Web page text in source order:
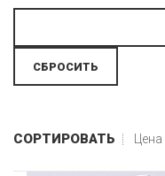
СОРТИРОВАТЬ Цена